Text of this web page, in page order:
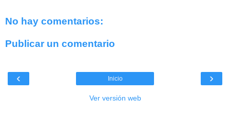
No hay comentarios:
Publicar un comentario
‹ ›
Inicio
Ver versión web